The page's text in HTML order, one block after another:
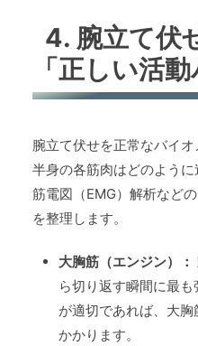
4. 腕立て伏
「正しい活
腕立て伏せを正常なバイ
半身の各筋肉はどのように
筋電図（EMG）解析など
を整理します。
大胸筋（エンジン）：
ら切り返す瞬間に最
が適切であれば、大
かかります。